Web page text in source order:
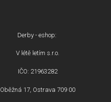
Derby - eshop:
V létě letím s.r.o.
IČO: 21963282
Oběžná 17, Ostrava 709 00